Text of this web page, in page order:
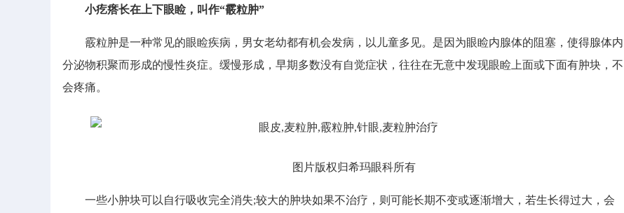
小疙瘩长在上下眼睑，叫作“霰粒肿”
霰粒肿是一种常见的眼睑疾病，男女老幼都有机会发病，以儿童多见。是因为眼睑内腺体的阻塞，使得腺体内
分泌物积聚而形成的慢性炎症。缓慢形成，早期多数没有自觉症状，往往在无意中发现眼睑上面或下面有肿块，不
会疼痛。
图片版权归希玛眼科所有
一些小肿块可以自行吸收完全消失;较大的肿块如果不治疗，则可能长期不变或逐渐增大，若生长得过大，会